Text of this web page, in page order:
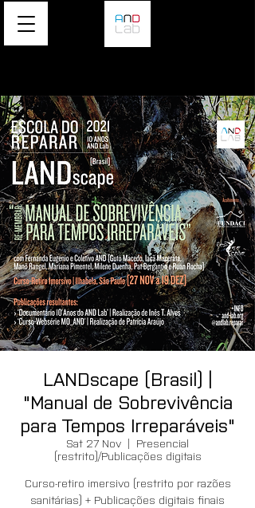
LANDscape (Brasil) |
"Manual de Sobrevivência
para Tempos Irreparáveis"
Sat 27 Nov
  |
Presencial
(restrito)/Publicações digitais
Curso-retiro imersivo (restrito por razões
sanitárias) + Publicações digitais finais